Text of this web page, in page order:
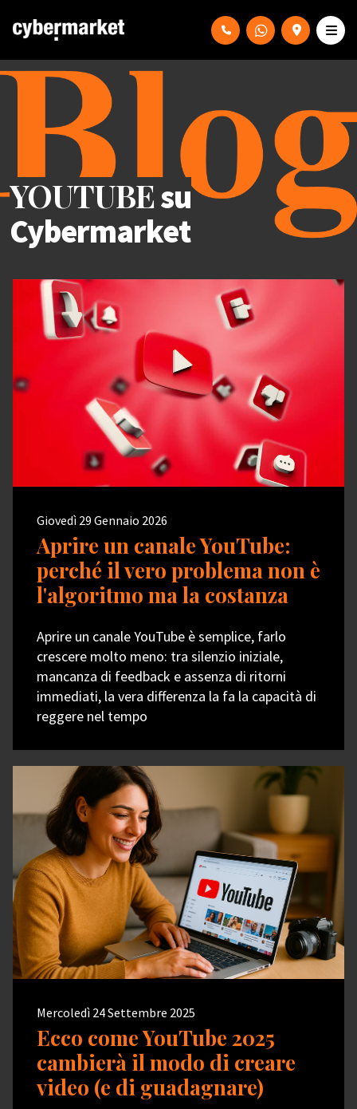
YOUTUBEsu
Cybermarket
Giovedì 29 Gennaio 2026
Aprire un canale YouTube:
perché il vero problema non è
l'algoritmo ma la costanza
Aprire un canale YouTube è semplice, farlo
crescere molto meno: tra silenzio iniziale,
mancanza di feedback e assenza di ritorni
immediati, la vera differenza la fa la capacità di
reggere nel tempo
Mercoledì 24 Settembre 2025
Ecco come YouTube 2025
cambierà il modo di creare
video (e di guadagnare)